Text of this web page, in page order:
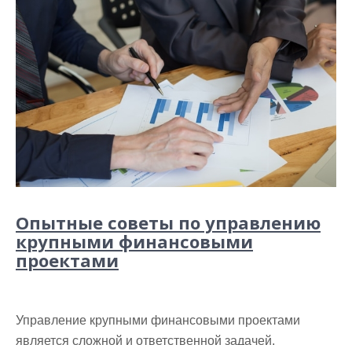
Опытные советы по управлению
крупными финансовыми
проектами
Управление крупными финансовыми проектами
является сложной и ответственной задачей,